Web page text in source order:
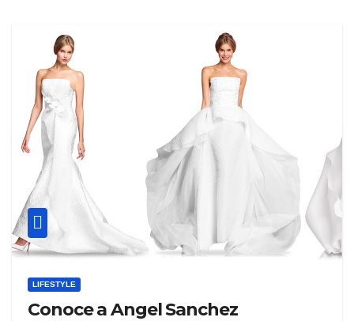
LIFESTYLE
Conoce a Angel Sanchez